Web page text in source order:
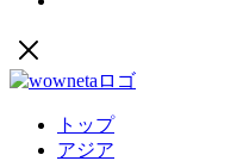
トップ
アジア